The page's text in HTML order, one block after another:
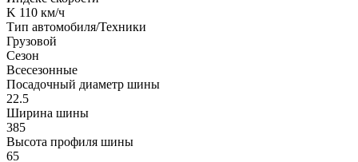
K 110 км/ч
Тип автомобиля/Техники
Грузовой
Сезон
Всесезонные
Посадочный диаметр шины
22.5
Ширина шины
385
Высота профиля шины
65